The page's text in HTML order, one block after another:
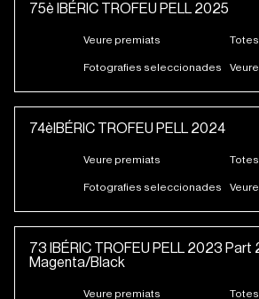
75è IBÉRIC TROFEU PELL 2025
Veure premiats
Fotografies seleccionades
74èIBÉRIC TROFEU PELL 2024
Veure premiats
Fotografies seleccionades
73 IBÉRIC TROFEU PELL 2023 Part
Magenta/Black
Veure premiats